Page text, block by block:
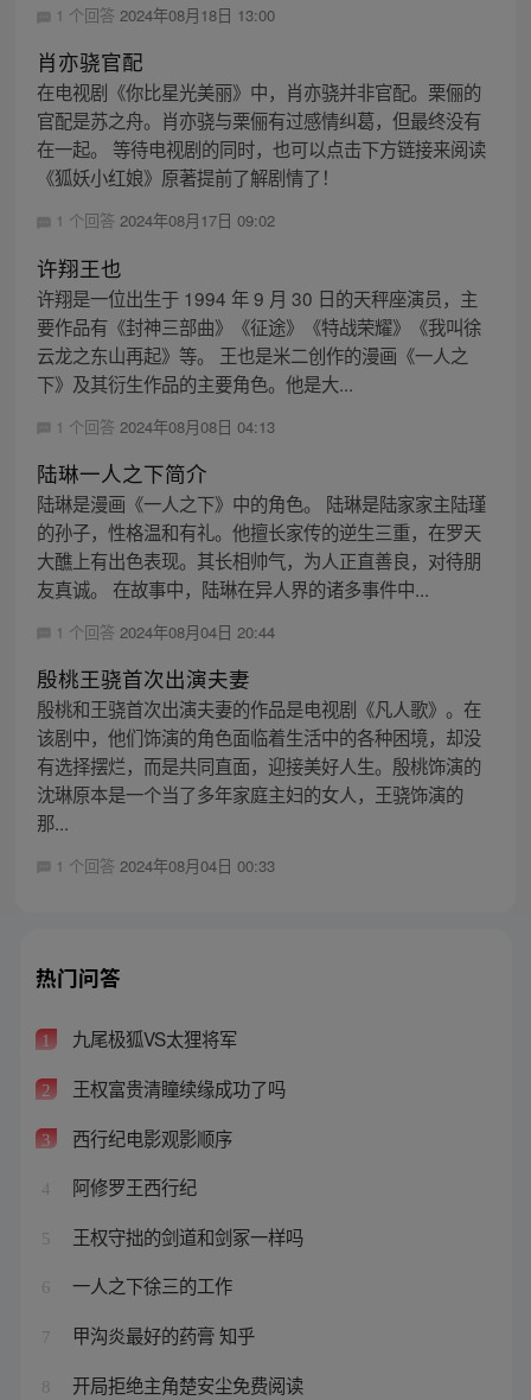
1 个回答 2024年08月18日 13:00
肖亦骁官配
在电视剧《你比星光美丽》中，肖亦骁并非官配。栗俪的
官配是苏之舟。肖亦骁与栗俪有过感情纠葛，但最终没有
在一起。 等待电视剧的同时，也可以点击下方链接来阅读
《狐妖小红娘》原著提前了解剧情了！
1 个回答 2024年08月17日 09:02
许翔王也
许翔是一位出生于 1994 年 9 月 30 日的天秤座演员，主
要作品有《封神三部曲》《征途》《特战荣耀》《我叫徐
云龙之东山再起》等。 王也是米二创作的漫画《一人之
下》及其衍生作品的主要角色。他是大...
1 个回答 2024年08月08日 04:13
陆琳一人之下简介
陆琳是漫画《一人之下》中的角色。 陆琳是陆家家主陆瑾
的孙子，性格温和有礼。他擅长家传的逆生三重，在罗天
大醮上有出色表现。其长相帅气，为人正直善良，对待朋
友真诚。 在故事中，陆琳在异人界的诸多事件中...
1 个回答 2024年08月04日 20:44
殷桃王骁首次出演夫妻
殷桃和王骁首次出演夫妻的作品是电视剧《凡人歌》。在
该剧中，他们饰演的角色面临着生活中的各种困境，却没
有选择摆烂，而是共同直面，迎接美好人生。殷桃饰演的
沈琳原本是一个当了多年家庭主妇的女人，王骁饰演的
那...
1 个回答 2024年08月04日 00:33
热门问答
1 九尾极狐VS太狸将军
2 王权富贵清瞳续缘成功了吗
3 西行纪电影观影顺序
4 阿修罗王西行纪
5 王权守拙的剑道和剑冢一样吗
6 一人之下徐三的工作
7 甲沟炎最好的药膏 知乎
8 开局拒绝主角楚安尘免费阅读